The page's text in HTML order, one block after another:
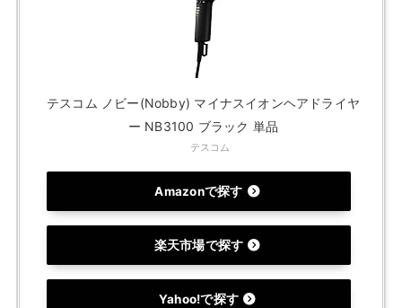
テスコム ノビー(Nobby) マイナスイオンヘアドライヤ
ー NB3100 ブラック 単品
テスコム
Amazonで探す
楽天市場で探す
Yahoo!で探す